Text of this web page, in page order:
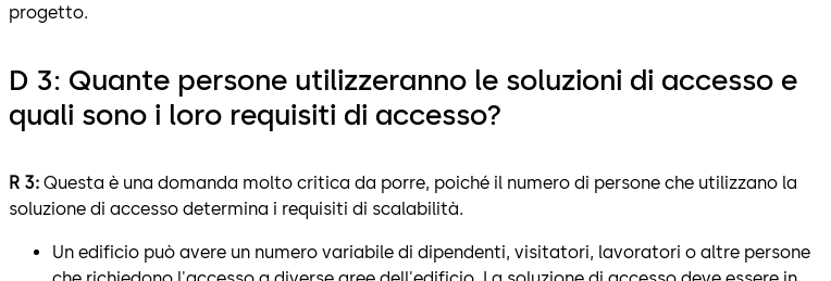
progetto.
D 3: Quante persone utilizzeranno le soluzioni di accesso e
quali sono i loro requisiti di accesso?
R 3: Questa è una domanda molto critica da porre, poiché il numero di persone che utilizzano la
soluzione di accesso determina i requisiti di scalabilità.
Un edificio può avere un numero variabile di dipendenti, visitatori, lavoratori o altre persone